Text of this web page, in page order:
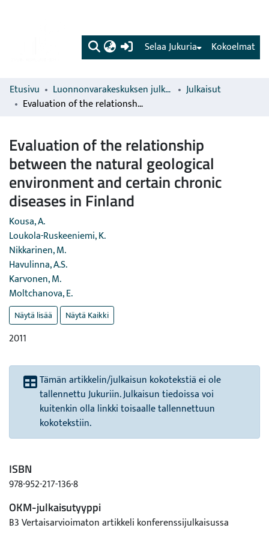
(current) Kokoelmat
Selaa Jukuria
Etusivu Luonnonvarakeskuksen julkaisut
Julkaisut
Evaluation of the relationship between the natural geological environment and certain chronic diseases in Finland
Evaluation of the relationship
between the natural geological
environment and certain chronic
diseases in Finland
Kousa, A.
Loukola-Ruskeeniemi, K.
Nikkarinen, M.
Havulinna, A.S.
Karvonen, M.
Moltchanova, E.
Näytä lisää Näytä Kaikki
2011
Tämän artikkelin/julkaisun kokotekstiä ei ole
tallennettu Jukuriin. Julkaisun tiedoissa voi
kuitenkin olla linkki toisaalle tallennettuun
kokotekstiin.
ISBN
978-952-217-136-8
OKM-julkaisutyyppi
B3 Vertaisarvioimaton artikkeli konferenssijulkaisussa